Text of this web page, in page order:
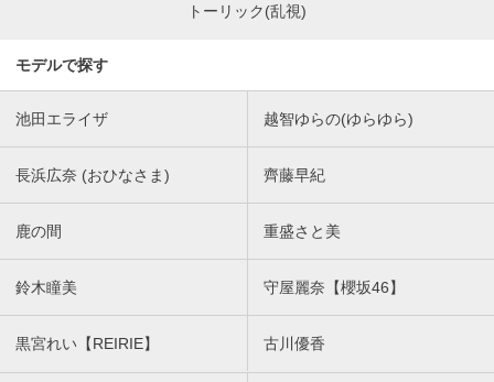
トーリック(乱視)
モデルで探す
池田エライザ 越智ゆらの(ゆらゆら)
長浜広奈 (おひなさま) 齊藤早紀
鹿の間 重盛さと美
鈴木瞳美 守屋麗奈【櫻坂46】
黒宮れい【REIRIE】 古川優香